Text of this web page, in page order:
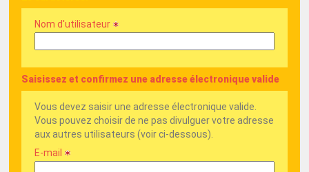
Nom d'utilisateur
Saisissez et confirmez une adresse électronique valide
Vous devez saisir une adresse électronique valide.
Vous pouvez choisir de ne pas divulguer votre adresse
aux autres utilisateurs (voir ci-dessous).
E-mail